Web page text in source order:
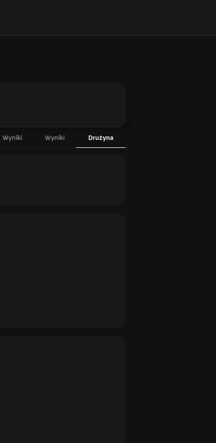
Wyniki Wyniki Drużyna